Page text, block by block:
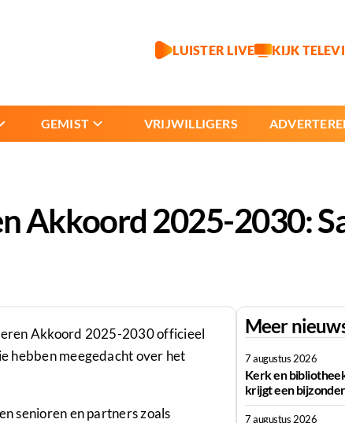
LUISTER LIVE KIJK
GEMIST VRIJWILLIGERS
Akkoord 2025-2030:
Akkoord 2025-2030 officieel
hebben meegedacht over het
senioren en partners zoals
Meer
7 augustus 2026
Kerk en
krijgt een
7 augustus 2026